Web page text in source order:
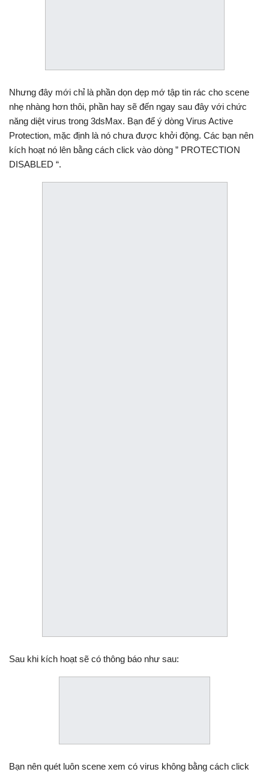
Nhưng đây mới chỉ là phần dọn dẹp mớ tập tin rác cho scene
nhẹ nhàng hơn thôi, phần hay sẽ đến ngay sau đây với chức
năng diệt virus trong 3dsMax. Bạn để ý dòng Virus Active
Protection, mặc định là nó chưa được khởi động. Các bạn nên
kích hoạt nó lên bằng cách click vào dòng ” PROTECTION
DISABLED “.
Sau khi kích hoạt sẽ có thông báo như sau:
Bạn nên quét luôn scene xem có virus không bằng cách click